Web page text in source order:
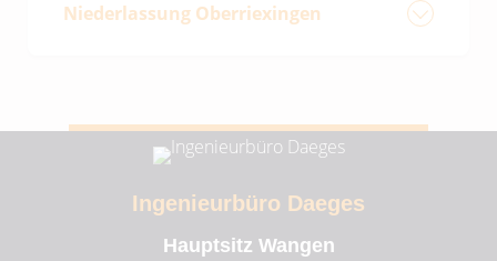
Niederlassung Oberriexingen
Tel. 07042 / 81 15 185
Ingenieurbüro Daeges
Hauptsitz Wangen